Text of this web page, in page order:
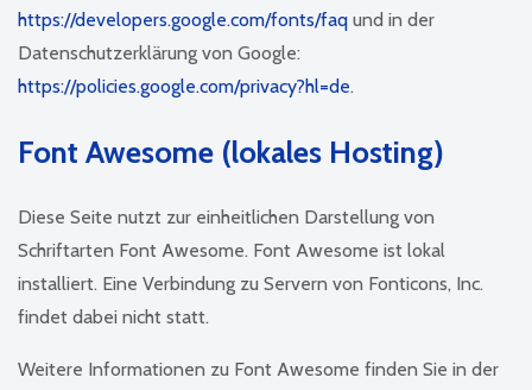
https://developers.google.com/fonts/faq und in der
Datenschutzerklärung von Google:
https://policies.google.com/privacy?hl=de.
Font Awesome (lokales Hosting)
Diese Seite nutzt zur einheitlichen Darstellung von
Schriftarten Font Awesome. Font Awesome ist lokal
installiert. Eine Verbindung zu Servern von Fonticons, Inc.
findet dabei nicht statt.
Weitere Informationen zu Font Awesome finden Sie in der